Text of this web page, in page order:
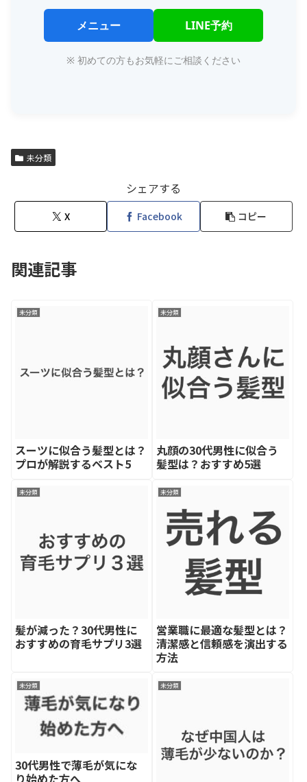
メニュー LINE予約
※ 初めての方もお気軽にご相談ください
未分類
シェアする
X Facebook コピー
関連記事
未分類
スーツに似合う髪型とは？
プロが解説するベスト5
未分類
丸顔の30代男性に似合う
髪型は？おすすめ5選
未分類
髪が減った？30代男性に
おすすめの育毛サプリ3選
未分類
営業職に最適な髪型とは？
清潔感と信頼感を演出する
方法
未分類
30代男性で薄毛が気にな
り始めた方へ
未分類